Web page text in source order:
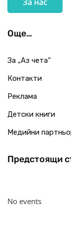
Още…
За „Аз чета“
Контакти
Реклама
Детски книги
Медийни
Предстоящи
No events